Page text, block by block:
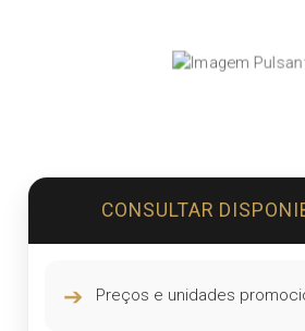
CONSULTAR
➔ Preços e unidades